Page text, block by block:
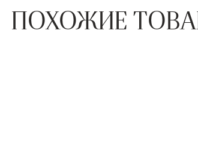
ПОХОЖИЕ